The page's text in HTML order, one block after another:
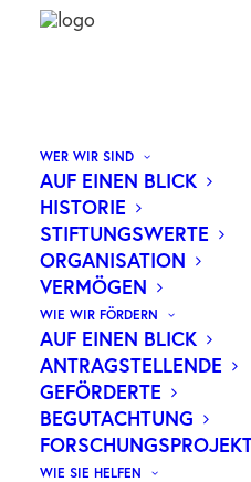
WER WIR SIND
AUF EINEN BLICK
HISTORIE
STIFTUNGSWERTE
ORGANISATION
VERMÖGEN
WIE WIR FÖRDERN
AUF EINEN BLICK
ANTRAGSTELLENDE
GEFÖRDERTE
BEGUTACHTUNG
WIE SIE HELFEN
50 JAHRE
„WILHELM“
Die Wilhelm Sander-